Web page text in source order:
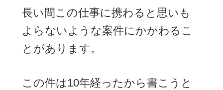
長い間この仕事に携わると思いも
よらないような案件にかかわるこ
とがあります。
この件は10年経ったから書こうと